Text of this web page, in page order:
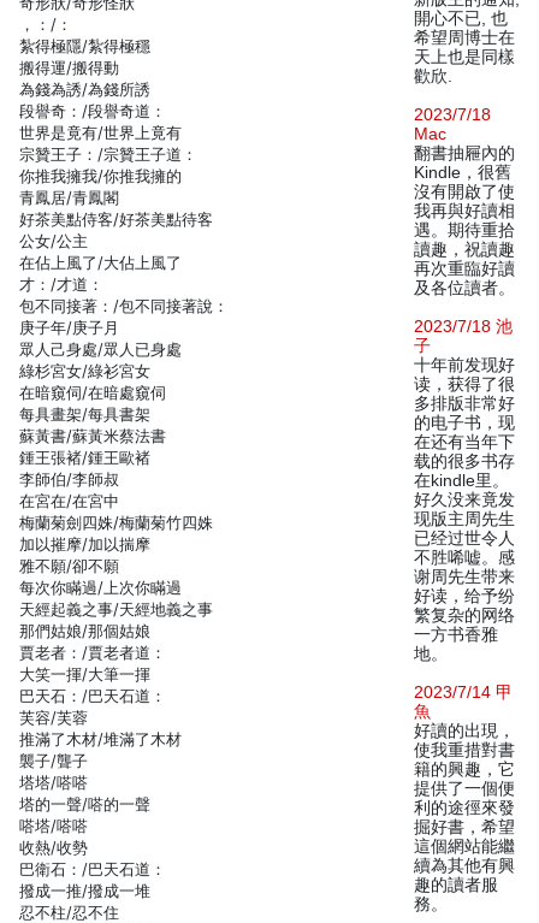
，：/：
紮得極隱/紮得極穩
搬得運/搬得動
為錢為誘/為錢所誘
段譽奇：/段譽奇道：
世界是竟有/世界上竟有
宗贊王子：/宗贊王子道：
你推我擁我/你推我擁的
青鳳居/青鳳閣
好茶美點侍客/好茶美點待客
公女/公主
在佔上風了/大佔上風了
才：/才道：
包不同接著：/包不同接著說：
庚子年/庚子月
眾人己身處/眾人已身處
綠杉宮女/綠衫宮女
在暗窺伺/在暗處窺伺
每具畫架/每具書架
蘇黃書/蘇黃米蔡法書
鍾王張褚/鍾王歐褚
李師伯/李師叔
在宮在/在宮中
梅蘭菊劍四姝/梅蘭菊竹四姝
加以摧摩/加以揣摩
雅不願/卻不願
每次你瞞過/上次你瞞過
天經起義之事/天經地義之事
那們姑娘/那個姑娘
賈老者：/賈老者道：
大笑一揮/大筆一揮
巴天石：/巴天石道：
芙容/芙蓉
推滿了木材/堆滿了木材
襲子/聾子
塔塔/嗒嗒
塔的一聲/嗒的一聲
嗒塔/嗒嗒
收熱/收勢
巴衛石：/巴天石道：
撥成一推/撥成一堆
忍不柱/忍不住
開心不已, 也
希望周博士在
天上也是同樣
歡欣.
2023/7/18
Mac
翻書抽屜內的
Kindle，很舊
沒有開啟了使
我再與好讀相
遇。期待重拾
讀趣，祝讀趣
再次重臨好讀
及各位讀者。
2023/7/18 池
子
十年前发现好
读，获得了很
多排版非常好
的电子书，现
在还有当年下
载的很多书存
在kindle里。
好久没来竟发
现版主周先生
已经过世令人
不胜唏嘘。感
谢周先生带来
好读，给予纷
繁复杂的网络
一方书香雅
地。
2023/7/14 甲
魚
好讀的出現，
使我重措對書
籍的興趣，它
提供了一個便
利的途徑來發
掘好書，希望
這個網站能繼
續為其他有興
趣的讀者服
務。